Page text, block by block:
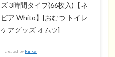
ズ 3時間タイプ(66枚入)【ネ
ピア Whito】[おむつ トイレ
ケアグッズ オムツ]
created by Rinker